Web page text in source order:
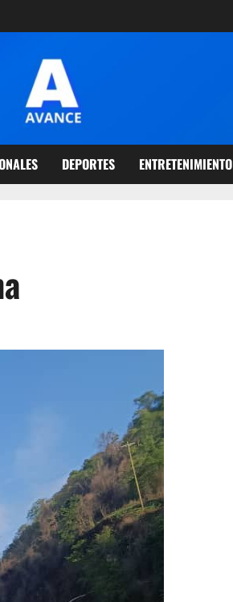
DEPORTES ENTRETENIMIENTO